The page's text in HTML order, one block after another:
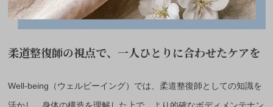
柔道整復師の視点で、一人ひとりに合わせたケアを
Well-being（ウェルビーイング）では、柔道整復師としての知識を